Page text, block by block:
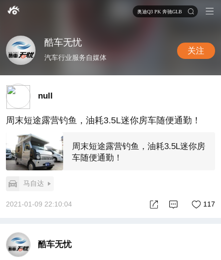
奥迪Q3 PK 奔驰GLB
酷车无忧
汽车行业服务自媒体
关注
null
周末短途露营钓鱼，油耗3.5L迷你房车随便通勤！
周末短途露营钓鱼，油耗3.5L迷你房
车随便通勤！
马自达
2021-01-09 22:10:04 117
酷车无忧